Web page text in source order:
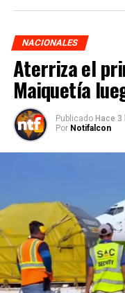
NACIONALES
Aterriza el
Maiquetía
Publicado Hace 3
Por Notifalcon